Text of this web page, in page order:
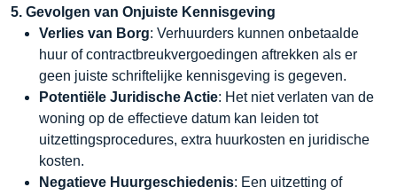
5. Gevolgen van Onjuiste Kennisgeving
Verlies van Borg: Verhuurders kunnen onbetaalde
huur of contractbreukvergoedingen aftrekken als er
geen juiste schriftelijke kennisgeving is gegeven.
Potentiële Juridische Actie: Het niet verlaten van de
woning op de effectieve datum kan leiden tot
uitzettingsprocedures, extra huurkosten en juridische
kosten.
Negatieve Huurgeschiedenis: Een uitzetting of